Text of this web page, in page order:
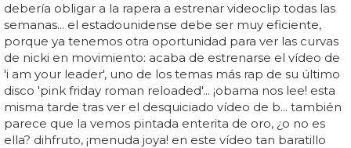
debería obligar a la rapera a estrenar videoclip todas las
semanas... el estadounidense debe ser muy eficiente,
porque ya tenemos otra oportunidad para ver las curvas
de nicki en movimiento: acaba de estrenarse el vídeo de
'i am your leader', uno de los temas más rap de su último
disco 'pink friday roman reloaded'... ¡obama nos lee! esta
misma tarde tras ver el desquiciado vídeo de b... también
parece que la vemos pintada enterita de oro, ¿o no es
ella? dihfruto, ¡menuda joya! en este vídeo tan baratillo